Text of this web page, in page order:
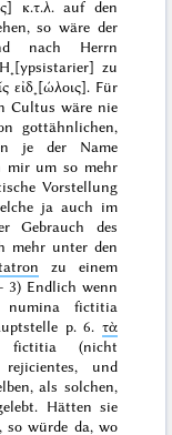
κ.τ.λ. auf den
so wäre der
nach Herrn
zu
εἰδ˖[ώλοις]. Für
Cultus wäre nie
gottähnlichen,
je der Name
mir um so mehr
Vorstellung
ja auch im
Gebrauch des
mehr unter den
zu einem
3) Endlich wenn
numina fictitia
p. 6. τὰ
fictitia (nicht
rejicientes, und
als solchen,
Hätten sie
würde da, wo